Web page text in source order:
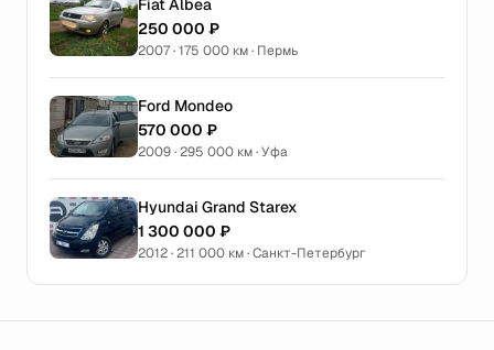
Fiat Albea
250 000 ₽
2007 · 175 000 км · Пермь
Ford Mondeo
570 000 ₽
2009 · 295 000 км · Уфа
Hyundai Grand Starex
1 300 000 ₽
2012 · 211 000 км · Санкт-Петербург